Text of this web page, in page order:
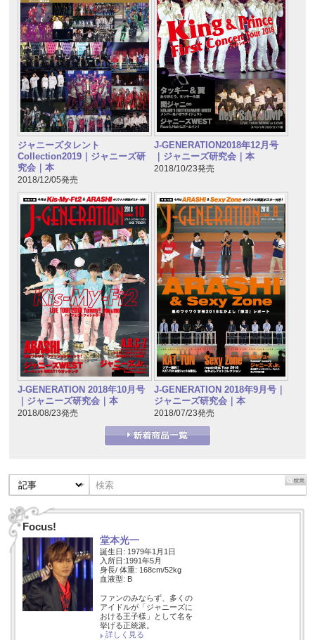
ジャニーズタレント
Collection2019｜ジャニーズ研
究会｜本
2018/12/05発売
J-GENERATION2018年12月号
｜ジャニーズ研究会｜本
2018/10/23発売
J-GENERATION 2018年10月号
｜ジャニーズ研究会｜本
2018/08/23発売
J-GENERATION 2018年9月号｜
ジャニーズ研究会｜本
2018/07/23発売
Focus!
堂本光一
誕生日: 1979年1月1日
入所日:1991年5月
身長/ 体重: 168cm/52kg
血液型: B
ファンのみならず、多くの
アイドルが「ジャニーズに
おける王子様」として名を
挙げる正統派。
詳しく見る